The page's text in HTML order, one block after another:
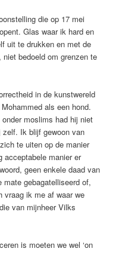
die op 17 mei
Glas waar ik hard en
uit te drukken en met de
niet bedoeld om grenzen te
in de kunstwereld
als een hond.
moslims had hij niet
zelf. Ik blijf gewoon van
te uiten op de manier
acceptabele manier er
geen enkele daad van
mate gebagatelliseerd of,
vraag ik me af waar we
van mijnheer Vilks
is moeten we wel ‘on